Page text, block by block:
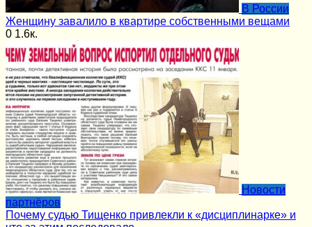
В России
Женщину завалило в квартире собственными вещами
0 1.6к.
Новости
партнёров
Почему судью Тищенко привлекли к «дисциплинарке» и